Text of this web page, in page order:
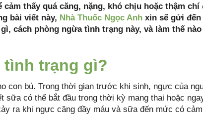
thấy quá căng, nặng, khó chịu hoặc thậm chí
bài viết này, Nhà Thuốc Ngọc Anh xin sẽ gửi
cách phòng ngừa tình trạng này, và làm thế
tình trạng gì?
con bú. Trong thời gian trước khi sinh, ngực của
sữa có thể bắt đầu trong thời kỳ mang thai hoặc
ra khi ngực căng đầy máu và sữa đến mức có